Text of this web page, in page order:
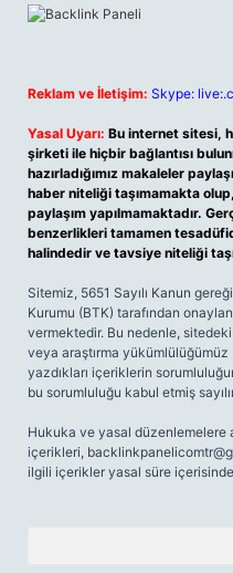
Reklam ve İletişim: Skype:
Yasal Uyarı: Bu internet sitesi,
şirketi ile hiçbir bağlantısı
hazırladığımız makaleler
haber niteliği taşımamakta
paylaşım yapılmamaktadır.
benzerlikleri tamamen
halindedir ve tavsiye niteliği
Sitemiz, 5651 Sayılı Kanun
Kurumu (BTK) tarafından
vermektedir. Bu nedenle,
veya araştırma
yazdıkları içeriklerin
bu sorumluluğu kabul etmiş
Hukuka ve yasal düzenlemelere
içerikleri,
ilgili içerikler yasal süre